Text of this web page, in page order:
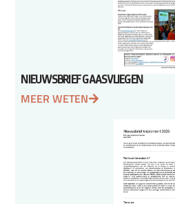
NIEUWSBRIEF GAASVLIEGEN
MEER WETEN